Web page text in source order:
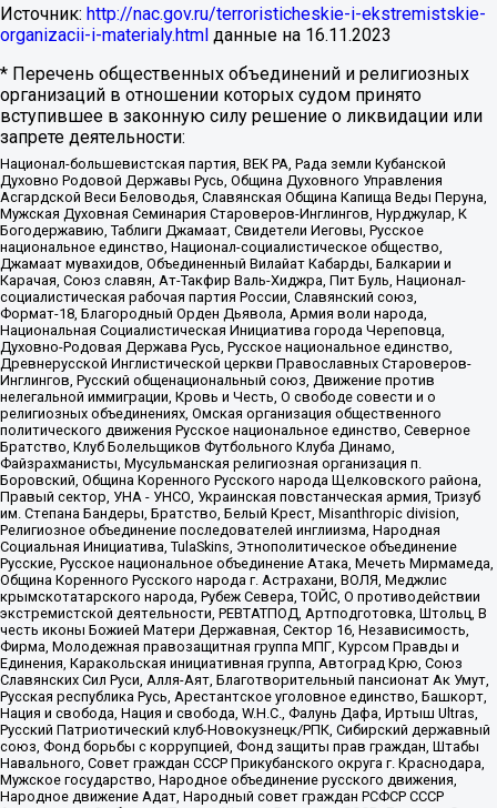
Источник: http://nac.gov.ru/terroristicheskie-i-ekstremistskie-
organizacii-i-materialy.html данные на 16.11.2023
* Перечень общественных объединений и религиозных
организаций в отношении которых судом принято
вступившее в законную силу решение о ликвидации или
запрете деятельности:
Национал-большевистская партия, ВЕК РА, Рада земли Кубанской
Духовно Родовой Державы Русь, Община Духовного Управления
Асгардской Веси Беловодья, Славянская Община Капища Веды Перуна,
Мужская Духовная Семинария Староверов-Инглингов, Нурджулар, К
Богодержавию, Таблиги Джамаат, Свидетели Иеговы, Русское
национальное единство, Национал-социалистическое общество,
Джамаат мувахидов, Объединенный Вилайат Кабарды, Балкарии и
Карачая, Союз славян, Ат-Такфир Валь-Хиджра, Пит Буль, Национал-
социалистическая рабочая партия России, Славянский союз,
Формат-18, Благородный Орден Дьявола, Армия воли народа,
Национальная Социалистическая Инициатива города Череповца,
Духовно-Родовая Держава Русь, Русское национальное единство,
Древнерусской Инглистической церкви Православных Староверов-
Инглингов, Русский общенациональный союз, Движение против
нелегальной иммиграции, Кровь и Честь, О свободе совести и о
религиозных объединениях, Омская организация общественного
политического движения Русское национальное единство, Северное
Братство, Клуб Болельщиков Футбольного Клуба Динамо,
Файзрахманисты, Мусульманская религиозная организация п.
Боровский, Община Коренного Русского народа Щелковского района,
Правый сектор, УНА - УНСО, Украинская повстанческая армия, Тризуб
им. Степана Бандеры, Братство, Белый Крест, Misanthropic division,
Религиозное объединение последователей инглиизма, Народная
Социальная Инициатива, TulaSkins, Этнополитическое объединение
Русские, Русское национальное объединение Атака, Мечеть Мирмамеда,
Община Коренного Русского народа г. Астрахани, ВОЛЯ, Меджлис
крымскотатарского народа, Рубеж Севера, ТОЙС, О противодействии
экстремистской деятельности, РЕВТАТПОД, Артподготовка, Штольц, В
честь иконы Божией Матери Державная, Сектор 16, Независимость,
Фирма, Молодежная правозащитная группа МПГ, Курсом Правды и
Единения, Каракольская инициативная группа, Автоград Крю, Союз
Славянских Сил Руси, Алля-Аят, Благотворительный пансионат Ак Умут,
Русская республика Русь, Арестантское уголовное единство, Башкорт,
Нация и свобода, Нация и свобода, W.H.С., Фалунь Дафа, Иртыш Ultras,
Русский Патриотический клуб-Новокузнецк/РПК, Сибирский державный
союз, Фонд борьбы с коррупцией, Фонд защиты прав граждан, Штабы
Навального, Совет граждан СССР Прикубанского округа г. Краснодара,
Мужское государство, Народное объединение русского движения,
Народное движение Адат, Народный совет граждан РСФСР СССР